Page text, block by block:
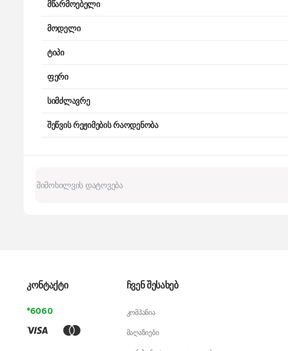
მწარმოებელი
მოდელი
ტიპი
ფერი
სიმძლავრე
შეწვის რეჟიმების რაოდენობა
კონტაქტი
*6060
ჩვენ შესახებ
კომპანია
მაღაზიები